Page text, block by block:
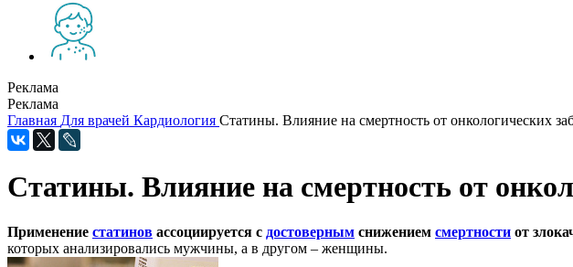
Реклама
Реклама
Главная Для врачей Кардиология Статины. Влияние на смертность от онкологических
Статины. Влияние на смертность от
Применение статинов ассоциируется с достоверным снижением смертности от
которых анализировались мужчины, а в другом – женщины.